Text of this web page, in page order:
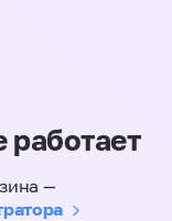
работает
—